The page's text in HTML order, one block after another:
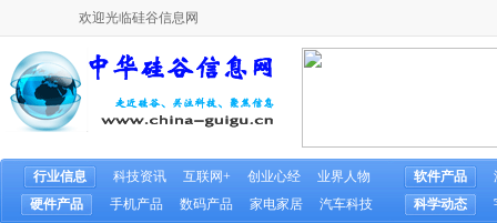
欢迎光临硅谷信息网
行业信息 科技资讯 互联网+ 创业心经
业界人物
硬件产品
手机产品 数码产品 家电家居 汽车科技
软件产品
科学动态